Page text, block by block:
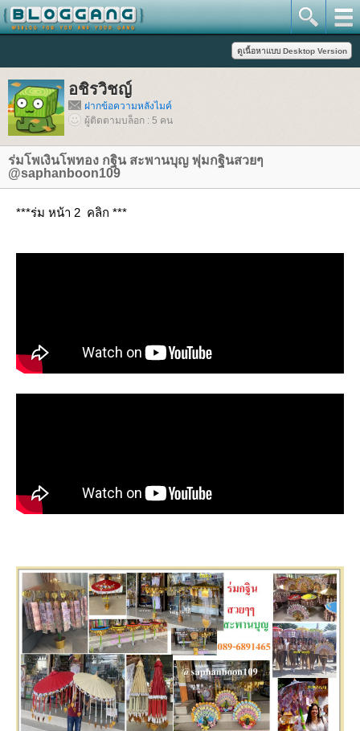
อชิรวิชญ์
ฝากข้อความหลังไมค์
ผู้ติดตามบล็อก : 5 คน
ร่มโพเงินโพทอง กฐิน สะพานบุญ พุ่มกฐินสวยๆ
@saphanboon109
***ร่ม หน้า 2 คลิก ***